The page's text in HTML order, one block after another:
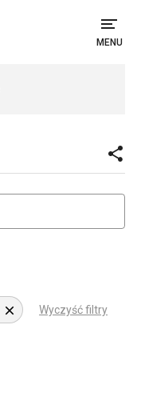
MENU
Wyczyść filtry